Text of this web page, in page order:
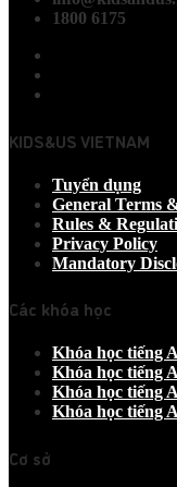
1800 6175
KIDS&US VIETNAM
Tuyển dụng
General Terms
Rules &
Privacy Policy
Mandatory
Các khóa học
Khóa học tiếng
Khóa học tiếng
Khóa học tiếng
Khóa học tiếng
Cơ sở